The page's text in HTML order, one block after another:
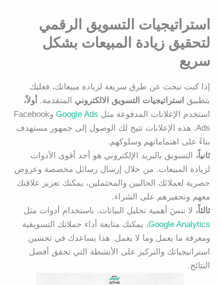
استراتيجيات التسويق الرقمي
لتحقيق زيادة المبيعات بشكل
سريع
إذا كنت تبحث عن طرق سريعة لزيادة مبيعاتك، فعليك
بتطبيق استراتيجيات التسويق الالكتروني المتقدمة. أولاً،
استخدم الإعلانات المدفوعة مثل Google Ads
وFacebook
Ads. هذه الإعلانات تتيح لك الوصول إلى جمهور مستهدف
بناءً على اهتماماتهم وسلوكهم.
ثانياً،
التسويق بالبريد الإلكتروني هو أحد أقوى الأدوات
لزيادة المبيعات. من خلال إرسال رسائل مخصصة وعروض
حصرية لعملائك الحاليين والمحتملين، يمكنك تعزيز علاقتك
معهم وتحفيزهم على الشراء.
ثالثاً، لا تنسَ أهمية تحليل البيانات. باستخدام أدوات مثل
Google Analytics، يمكنك متابعة أداء حملاتك التسويقية
ومعرفة ما يعمل وما لا يعمل. هذا يساعدك في تحسين
استراتيجياتك والتركيز على الأنشطة التي تحقق أفضل
النتائج.